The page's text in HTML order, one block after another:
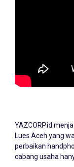
YAZCORP.id
Lues Aceh yang
perbaikan
cabang usaha